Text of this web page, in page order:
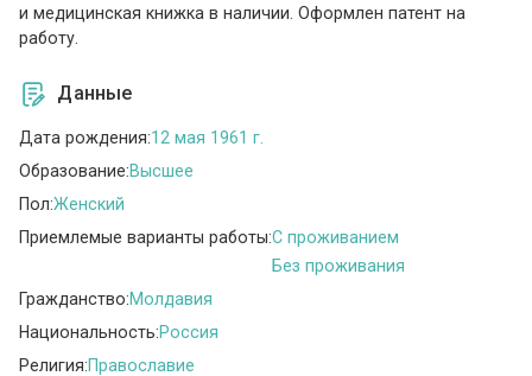
и медицинская книжка в наличии. Оформлен патент на
работу.
Данные
Дата рождения:12 мая 1961 г.
Образование:Высшее
Пол:Женский
Приемлемые варианты работы:C проживанием
Без проживания
Гражданство:Молдавия
Национальность:Россия
Религия:Православие